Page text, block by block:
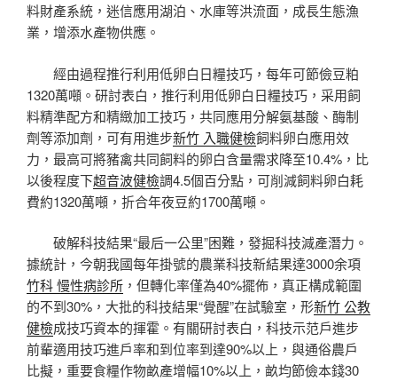
料財產系統，迷信應用湖泊、水庫等洪流面，成長生態漁
業，增添水產物供應。
經由過程推行利用低卵白日糧技巧，每年可節儉豆粕
1320萬噸。研討表白，推行利用低卵白日糧技巧，采用飼
料精準配方和精緻加工技巧，共同應用分解氨基酸、酶制
劑等添加劑，可有用進步新竹 入職健檢飼料卵白應用效
力，最高可將豬禽共同飼料的卵白含量需求降至10.4%，比
以後程度下超音波健檢調4.5個百分點，可削減飼料卵白耗
費約1320萬噸，折合年夜豆約1700萬噸。
破解科技結果“最后一公里”困難，發掘科技減產潛力。
據統計，今朝我國每年掛號的農業科技新結果達3000余項
竹科 慢性病診所 ，但轉化率僅為40%擺佈，真正構成範圍
的不到30%，大批的科技結果“覺醒”在試驗室，形新竹 公教
健檢成技巧資本的揮霍。有關研討表白，科技示范戶進步
前輩適用技巧進戶率和到位率到達90%以上，與通俗農戶
比擬，重要食糧作物畝產增幅10%以上，畝均節儉本錢30